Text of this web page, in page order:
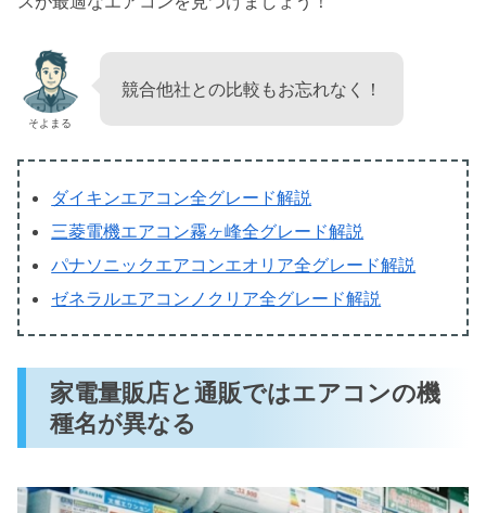
そよまる
競合他社との比較もお忘れなく！
ダイキンエアコン全グレード解説
三菱電機エアコン霧ヶ峰全グレード解説
パナソニックエアコンエオリア全グレード解説
ゼネラルエアコンノクリア全グレード解説
家電量販店と通販ではエアコンの機
種名が異なる